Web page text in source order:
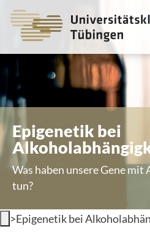
Epigenetik bei
Was haben unsere Gene
tun?
>Epigenetik bei